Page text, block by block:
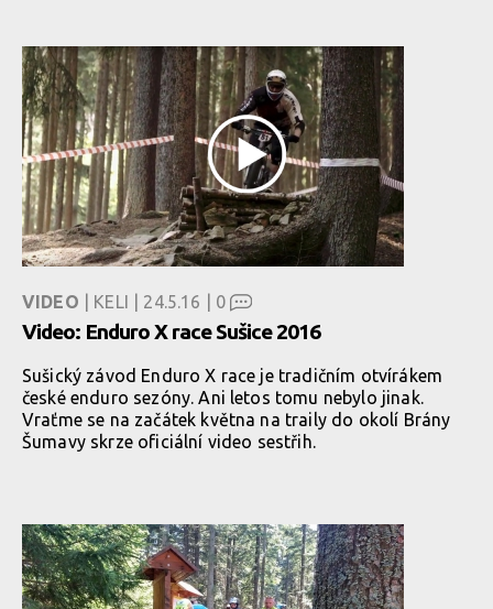
VIDEO | KELI | 24.5.16 | 0
Video: Enduro X race Sušice 2016
Sušický závod Enduro X race je tradičním otvírákem
české enduro sezóny. Ani letos tomu nebylo jinak.
Vraťme se na začátek května na traily do okolí Brány
Šumavy skrze oficiální video sestřih.